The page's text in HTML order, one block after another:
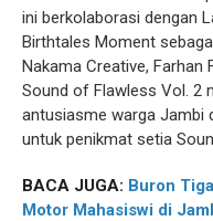
ini berkolaborasi dengan
Birthtales Moment
Nakama Creative, Farhan
Sound of Flawless Vol. 2
antusiasme warga Jambi
untuk penikmat setia
BACA JUGA: Buron
Motor Mahasiswi di